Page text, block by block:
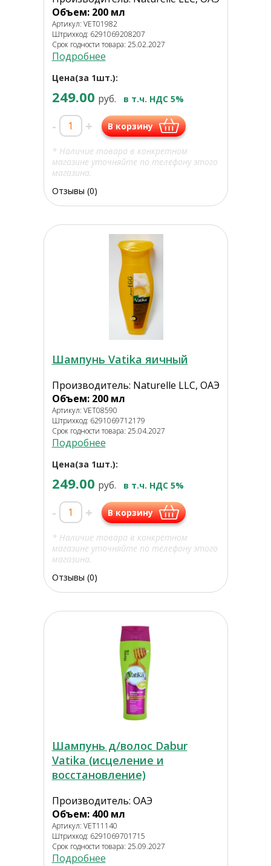
Объем: 200 мл
Артикул: VET01982
Штрихкод: 6291069208207
Срок годности товара: 25.02.2027
Подробнее
Цена(за 1шт.):
249.00 руб. в т.ч. НДС 5%
- + В корзину
* Наличие товара в конкретном
магазине уточняйте по телефону этого
магазина.
Отзывы (0)
Шампунь Vatika яичный
Производитель: Naturelle LLC, ОАЭ
Объем: 200 мл
Артикул: VET08590
Штрихкод: 6291069712179
Срок годности товара: 25.04.2027
Подробнее
Цена(за 1шт.):
249.00 руб. в т.ч. НДС 5%
- + В корзину
* Наличие товара в конкретном
магазине уточняйте по телефону этого
магазина.
Отзывы (0)
Шампунь д/волос Dabur
Vatika (исцеление и
восстановление)
Производитель: ОАЭ
Объем: 400 мл
Артикул: VET11140
Штрихкод: 6291069701715
Срок годности товара: 25.09.2027
Подробнее